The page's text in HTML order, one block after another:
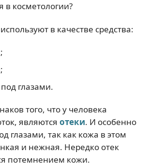
в косметологии?
в качестве средства:
глазами.
того, что у человека
являются отеки. И особенно
глазами, так как кожа в этом
и нежная. Нередко отек
потемнением кожи.